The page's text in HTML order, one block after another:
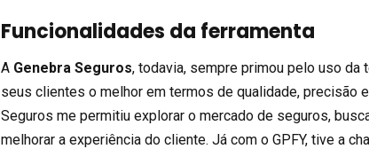
Funcionalidades da ferramenta
A Genebra Seguros, todavia, sempre primou pelo uso da
seus clientes o melhor em termos de qualidade, precisão e
Seguros me permitiu explorar o mercado de seguros,
melhorar a experiência do cliente. Já com o GPFY, tive a